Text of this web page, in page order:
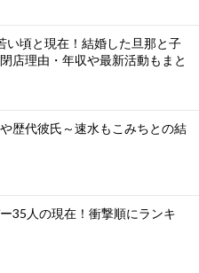
い頃と現在！結婚した旦那と子
店理由・年収や最新活動もまと
歴代彼氏～速水もこみちとの結
35人の現在！衝撃順にランキ